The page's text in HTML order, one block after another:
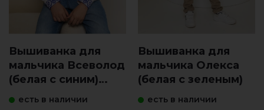
Вышиванка для
мальчика Всеволод
(белая с синим)
есть в наличии
Вышиванка для
мальчика Олекса
(белая с зеленым)
есть в наличии